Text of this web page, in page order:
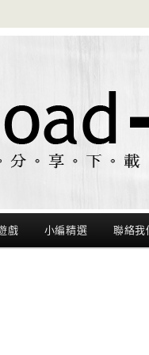
戲 小編精選 聯絡我